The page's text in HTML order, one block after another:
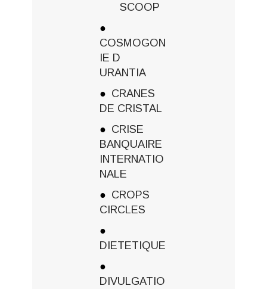
SCOOP
COSMOGON
IE D
URANTIA
CRANES
DE CRISTAL
CRISE
BANQUAIRE
INTERNATIO
NALE
CROPS
CIRCLES
DIETETIQUE
DIVULGATIO